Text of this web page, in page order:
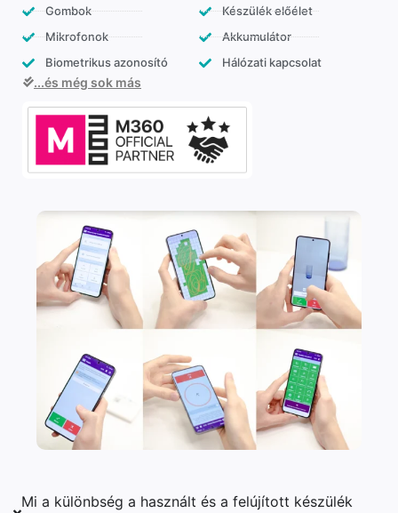
Gombok
Mikrofonok
Biometrikus azonosító
Készülék előélet
Akkumulátor
Hálózati kapcsolat
...és még sok más
Mi a különbség a használt és a felújított készülék